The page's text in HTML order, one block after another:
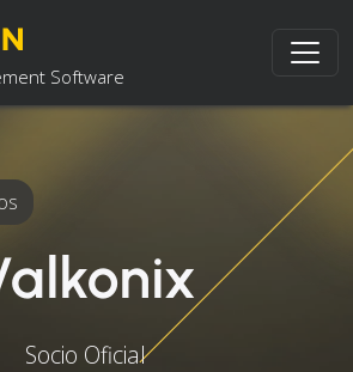
Software
Socio Oficial